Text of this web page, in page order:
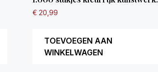
€ 20,99
TOEVOEGEN AAN
WINKELWAGEN